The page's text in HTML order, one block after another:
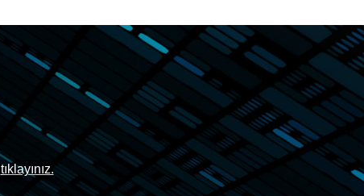
tıklayınız.